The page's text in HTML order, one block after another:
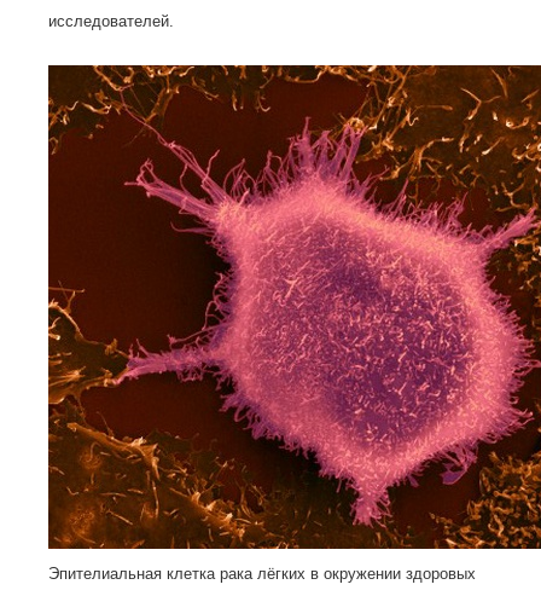
исследователей.
Эпителиальная клетка рака лёгких в окружении здоровых